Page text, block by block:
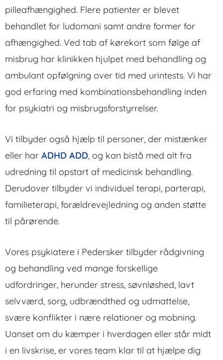
pilleafhængighed. Flere patienter er blevet
behandlet for ludomani samt andre former for
afhængighed. Ved tab af kørekort som følge af
misbrug har klinikken hjulpet med behandling og
ambulant opfølgning over tid med urintests. Vi har
god erfaring med kombinationsbehandling inden
for psykiatri og misbrugsforstyrrelser.
Vi tilbyder også hjælp til personer, der mistænker
eller har ADHD ADD, og kan bistå med alt fra
udredning til opstart af medicinsk behandling.
Derudover tilbyder vi individuel terapi, parterapi,
familieterapi, forældrevejledning og anden støtte
til pårørende.
Vores psykiatere i Pedersker tilbyder rådgivning
og behandling ved mange forskellige
udfordringer, herunder stress, søvnløshed, lavt
selvværd, sorg, udbrændthed og udmattelse,
svære konflikter i nære relationer og mobning.
Uanset om du kæmper i hverdagen eller står midt
i en livskrise, er vores team klar til at hjælpe dig